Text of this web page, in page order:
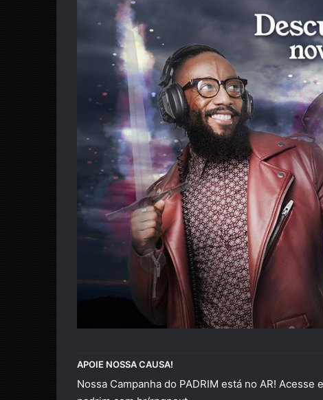
APOIE NOSSA CAUSA!
Nossa Campanha do PADRIM está no AR!